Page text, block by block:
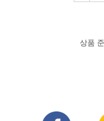
상품